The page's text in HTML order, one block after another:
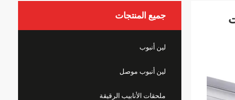
جميع المنتجات
لين أنبوب
لين أنبوب موصل
ملحقات الأنابيب الرقيقة